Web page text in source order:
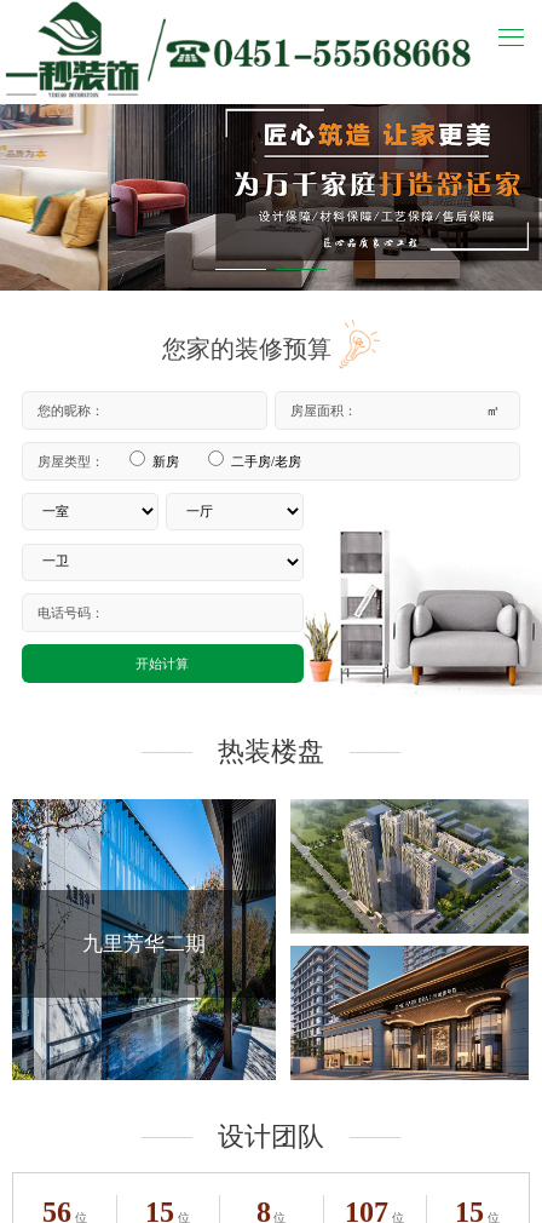
您家的装修预算
您的昵称： 房屋面积： ㎡
房屋类型： 新房 二手房/老房
电话号码：
——— 热装楼盘 ———
九里芳华二期
——— 设计团队 ———
56 位 15 位 8 位 107 位 15 位